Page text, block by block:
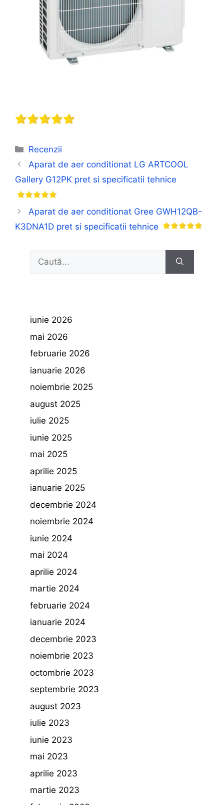
Categorii
Recenzii
Aparat de aer conditionat LG ARTCOOL
Gallery G12PK pret si specificatii tehnice
Aparat de aer conditionat Gree GWH12QB-
K3DNA1D pret si specificatii tehnice
Caută
iunie 2026
mai 2026
februarie 2026
ianuarie 2026
noiembrie 2025
august 2025
iulie 2025
iunie 2025
mai 2025
aprilie 2025
ianuarie 2025
decembrie 2024
noiembrie 2024
iunie 2024
mai 2024
aprilie 2024
martie 2024
februarie 2024
ianuarie 2024
decembrie 2023
noiembrie 2023
octombrie 2023
septembrie 2023
august 2023
iulie 2023
iunie 2023
mai 2023
aprilie 2023
martie 2023